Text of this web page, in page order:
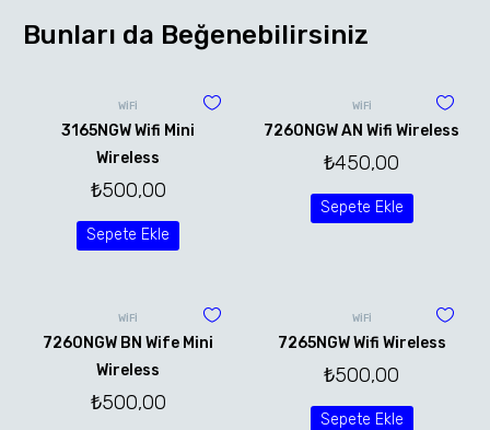
Bunları da Beğenebilirsiniz
WİFİ
3165NGW Wifi Mini
Wireless
₺500,00
Sepete Ekle
WİFİ
7260NGW AN Wifi Wireless
₺450,00
Sepete Ekle
WİFİ
7260NGW BN Wife Mini
Wireless
₺500,00
WİFİ
7265NGW Wifi Wireless
₺500,00
Sepete Ekle